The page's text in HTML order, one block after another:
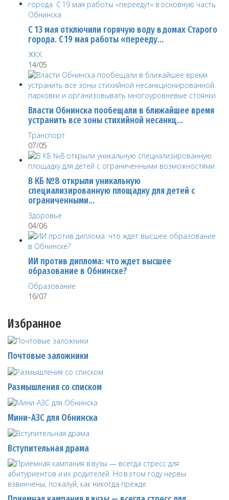
С 13 мая отключили горячую воду в домах Старого
города. С 19 мая работы «перееду…
ЖКХ
14/05
Власти Обнинска пообещали в ближайшее время
устранить все зоны стихийной несанкц…
Транспорт
07/05
В КБ №8 открыли уникальную
специализированную площадку для детей с
ограниченными…
Здоровье
04/06
ИИ против диплома: что ждет высшее
образование в Обнинске?
Образование
16/07
Избранное
Почтовые заложники
Размышления со списком
Мини-АЗС для Обнинска
Вступительная драма